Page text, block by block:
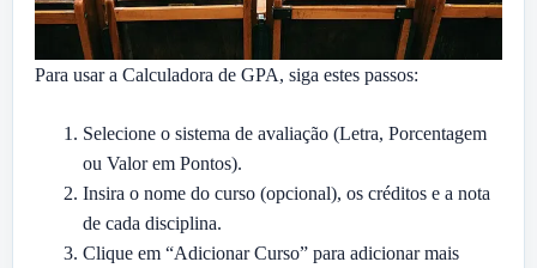
Para usar a Calculadora de GPA, siga estes passos:
Selecione o sistema de avaliação (Letra, Porcentagem
ou Valor em Pontos).
Insira o nome do curso (opcional), os créditos e a nota
de cada disciplina.
Clique em “Adicionar Curso” para adicionar mais